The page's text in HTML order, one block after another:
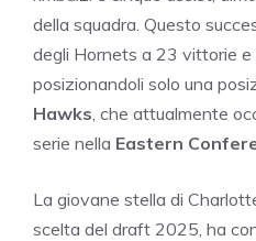
della squadra. Questo
degli Hornets a 23 vittorie
posizionandoli solo una
Hawks , che attualmente
serie nella Eastern
La giovane stella di
scelta del draft 2025, ha